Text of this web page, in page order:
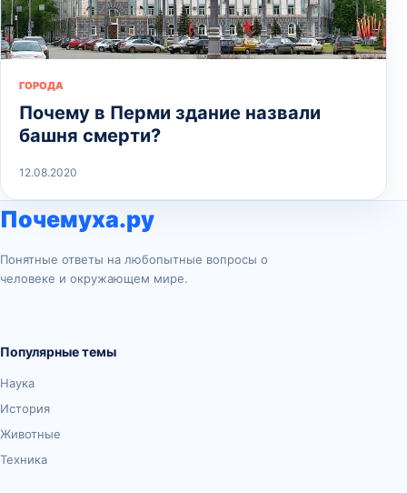
ГОРОДА
Почему в Перми здание назвали
башня смерти?
12.08.2020
Почемуха.ру
Понятные ответы на любопытные вопросы о
человеке и окружающем мире.
Популярные темы
Наука
История
Животные
Техника